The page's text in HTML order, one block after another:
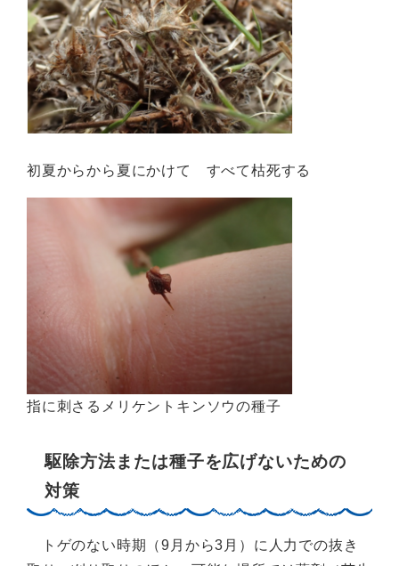
初夏からから夏にかけて すべて枯死する
指に刺さるメリケントキンソウの種子
駆除方法または種子を広げないための
対策
トゲのない時期（9月から3月）に人力での抜き